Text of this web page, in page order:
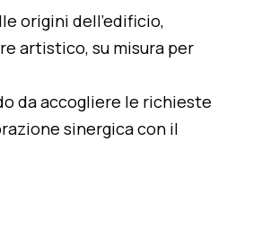
origini dell'edificio,
artistico, su misura per
da accogliere le richieste
sinergica con il